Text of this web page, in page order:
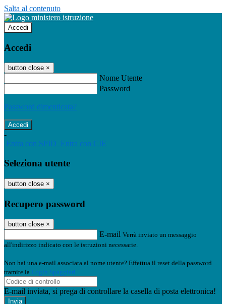
Salta al contenuto
Accedi
Accedi
button close ×
Nome Utente
Password
Password dimenticata?
-
Entra con SPID Entra con CIE
Seleziona utente
button close ×
Recupero password
button close ×
E-mail Verrà inviato un messaggio
all'indirizzo indicato con le istruzioni necessarie.
Non hai una e-mail associata al nome utente? Effettua il reset della password
tramite la Login Spaggiari
E-mail inviata, si prega di controllare la casella di posta elettronica!